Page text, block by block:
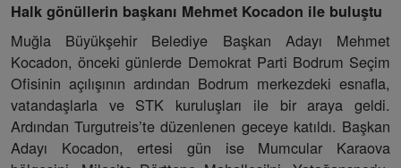
Halk gönüllerin başkanı Mehmet Kocadon ile buluştu
Muğla Büyükşehir Belediye Başkan Adayı Mehmet
Kocadon, önceki günlerde Demokrat Parti Bodrum Seçim
Ofisinin açılışının ardından Bodrum merkezdeki esnafla,
vatandaşlarla ve STK kuruluşları ile bir araya geldi.
Ardından Turgutreis’te düzenlenen geceye katıldı. Başkan
Adayı Kocadon, ertesi gün ise Mumcular Karaova